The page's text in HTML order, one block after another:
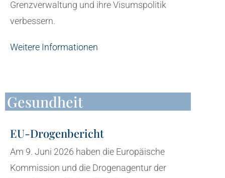
Grenzverwaltung und ihre Visumspolitik
verbessern.
Weitere Informationen
Gesundheit
EU-Drogenbericht
Am 9. Juni 2026 haben die Europäische
Kommission und die Drogenagentur der